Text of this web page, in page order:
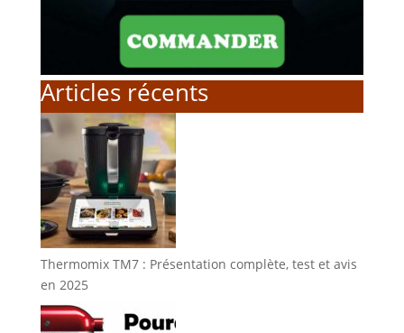
Articles récents
Thermomix TM7 : Présentation complète, test et avis
en 2025